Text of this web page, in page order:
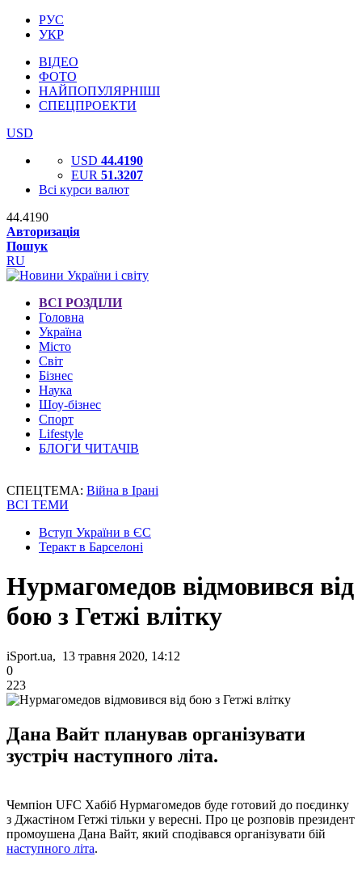
РУС
УКР
ВІДЕО
ФОТО
НАЙПОПУЛЯРНІШІ
СПЕЦПРОЕКТИ
USD
USD 44.4190
EUR 51.3207
Всі курси валют
44.4190
Авторизація
Пошук
RU
ВСІ РОЗДІЛИ
Головна
Україна
Місто
Світ
Бізнес
Наука
Шоу-бізнес
Спорт
Lifestyle
БЛОГИ ЧИТАЧІВ
СПЕЦТЕМА: Війна в Ірані
ВСІ ТЕМИ
Вступ України в ЄС
Теракт в Барселоні
Нурмагомедов відмовився від
бою з Гетжі влітку
iSport.ua, 13 травня 2020, 14:12
0
223
Дана Вайт планував організувати
зустріч наступного літа.
Чемпіон UFC Хабіб Нурмагомедов буде готовий до поєдинку
з Джастіном Гетжі тільки у вересні. Про це розповів президент
промоушена Дана Вайт, який сподівався організувати бій
наступного літа.